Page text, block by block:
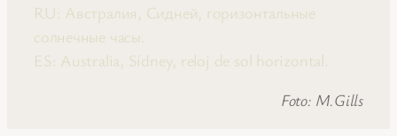
RU: Австралия, Сидней, горизонтальные
солнечные часы.
ES: Australia, Sídney, reloj de sol horizontal.
Foto: M.Gills